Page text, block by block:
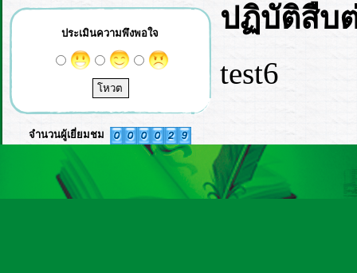
ประเมินความพึงพอใจ
จำนวนผู้เยี่ยมชม
ปฏิบัติสืบ
test6